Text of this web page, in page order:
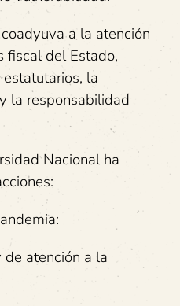
a la atención
fiscal del Estado,
la
la responsabilidad
Nacional ha
atención a la